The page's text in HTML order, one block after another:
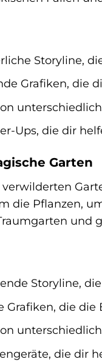
Storyline,
Grafiken, die
Ups, die dir
Garten
die Pflanzen,
und
Storyline,
Grafiken, die
die dir